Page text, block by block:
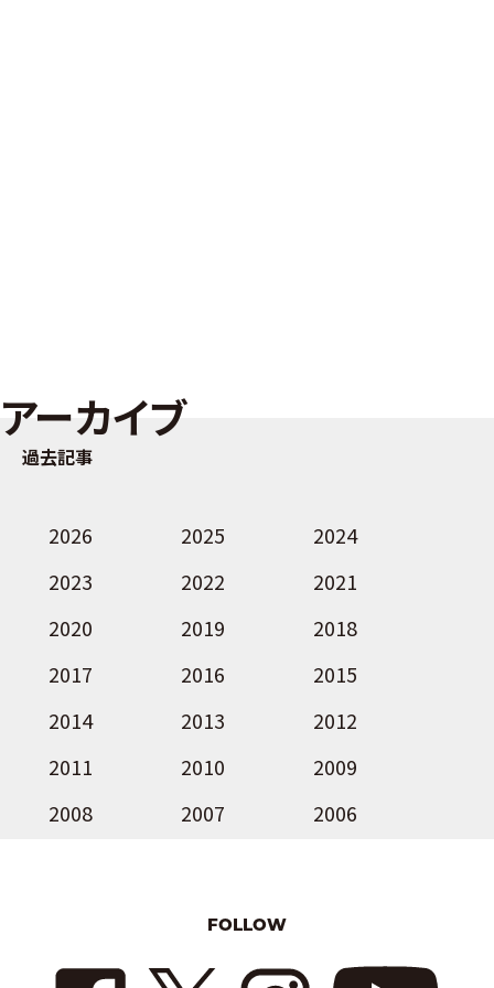
アーカイブ
過去記事
2026 2025
2024
2023
2022
2021
2020
2019
2018
2017
2016
2015
2014
2013
2012
2011
2010
2009
2008
2007 2006
FOLLOW